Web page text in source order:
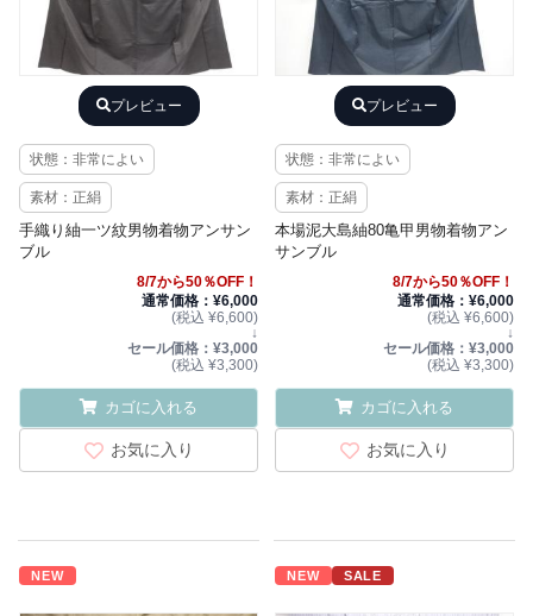
プレビュー
状態：非常によい
素材：正絹
手織り紬一ツ紋男物着物アンサン
ブル
8/7から50％OFF！
通常価格：¥6,000
(税込 ¥6,600)
↓
セール価格：¥3,000
(税込 ¥3,300)
カゴに入れる
お気に入り
プレビュー
状態：非常によい
素材：正絹
本場泥大島紬80亀甲男物着物アン
サンブル
8/7から50％OFF！
通常価格：¥6,000
(税込 ¥6,600)
↓
セール価格：¥3,000
(税込 ¥3,300)
カゴに入れる
お気に入り
NEW NEW SALE